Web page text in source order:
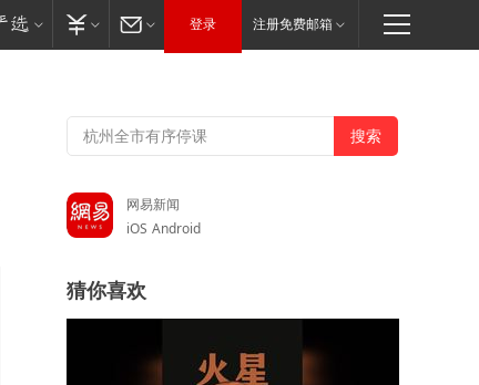
登录 注册免费邮箱
网易新闻
iOS Android
猜你喜欢